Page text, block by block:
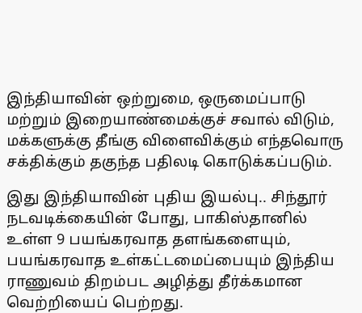
இந்தியாவின் ஒற்றுமை, ஒருமைப்பாடு
மற்றும் இறையாண்மைக்குச் சவால் விடும்,
மக்களுக்கு தீங்கு விளைவிக்கும் எந்தவொரு
சக்திக்கும் தகுந்த பதிலடி கொடுக்கப்படும்.
இது இந்தியாவின் புதிய இயல்பு.. சிந்தூர்
நடவடிக்கையின் போது, பாகிஸ்தானில்
உள்ள 9 பயங்கரவாத தளங்களையும்,
பயங்கரவாத உள்கட்டமைப்பையும் இந்திய
ராணுவம் திறம்பட அழித்து தீர்க்கமான
வெற்றியைப் பெற்றது.